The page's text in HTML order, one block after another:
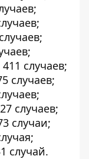
случаев;
случаев;
случаев;
случаи;
случай.